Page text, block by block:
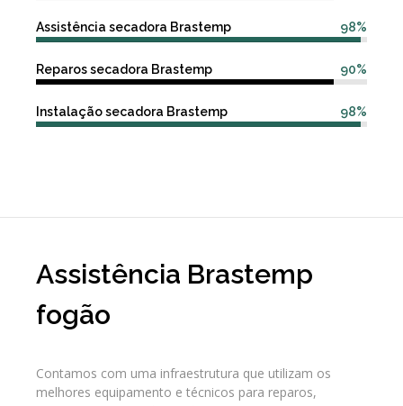
98%
Assistência secadora Brastemp
90%
Reparos secadora Brastemp
98%
Instalação secadora Brastemp
Assistência Brastemp
fogão
Contamos com uma infraestrutura que utilizam os
melhores equipamento e técnicos para reparos,